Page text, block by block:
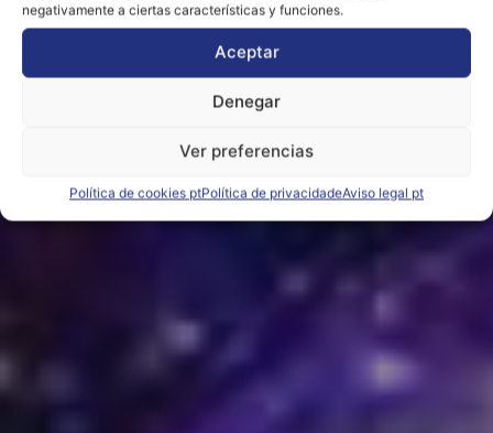
negativamente a ciertas características y funciones.
Aceptar
Denegar
Ver preferencias
Política de cookies ptPolítica de privacidadeAviso legal pt